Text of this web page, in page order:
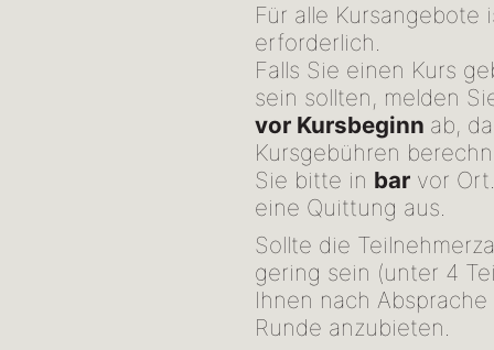
Für alle
erforderlich.
Falls Sie einen Kurs
sein sollten, melden
vor Kursbeginn ab,
Kursgebühren
Sie bitte in bar vor
eine Quittung aus.
Sollte die
gering sein (unter 4
Ihnen nach
Runde anzubieten.